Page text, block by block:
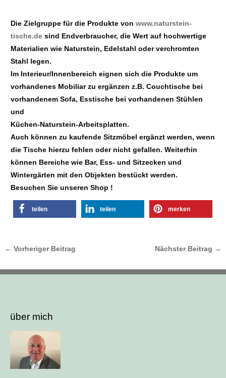
Die Zielgruppe für die Produkte vonwww.naturstein-
tische.de sind Endverbraucher, die Wert auf hochwertige
Materialien wie Naturstein, Edelstahl oder verchromten
Stahl legen.
Im Interieur/Innenbereich eignen sich die Produkte um
vorhandenes Mobiliar zu ergänzen z.B. Couchtische bei
vorhandenem Sofa, Esstische bei vorhandenen Stühlen
und
Küchen-Naturstein-Arbeitsplatten.
Auch können zu kaufende Sitzmöbel ergänzt werden, wenn
die Tische hierzu fehlen oder nicht gefallen. Weiterhin
können Bereiche wie Bar, Ess- und Sitzecken und
Wintergärten mit den Objekten bestückt werden.
Besuchen Sie unseren Shop !
teilen teilen merken
← Vorheriger Beitrag Nächster Beitrag →
über mich